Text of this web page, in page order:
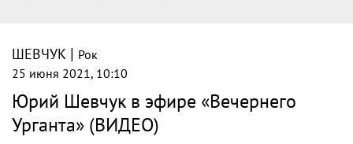
ШЕВЧУК | Рок
25 июня 2021, 10:10
Юрий Шевчук в эфире «Вечернего
Урганта» (ВИДЕО)